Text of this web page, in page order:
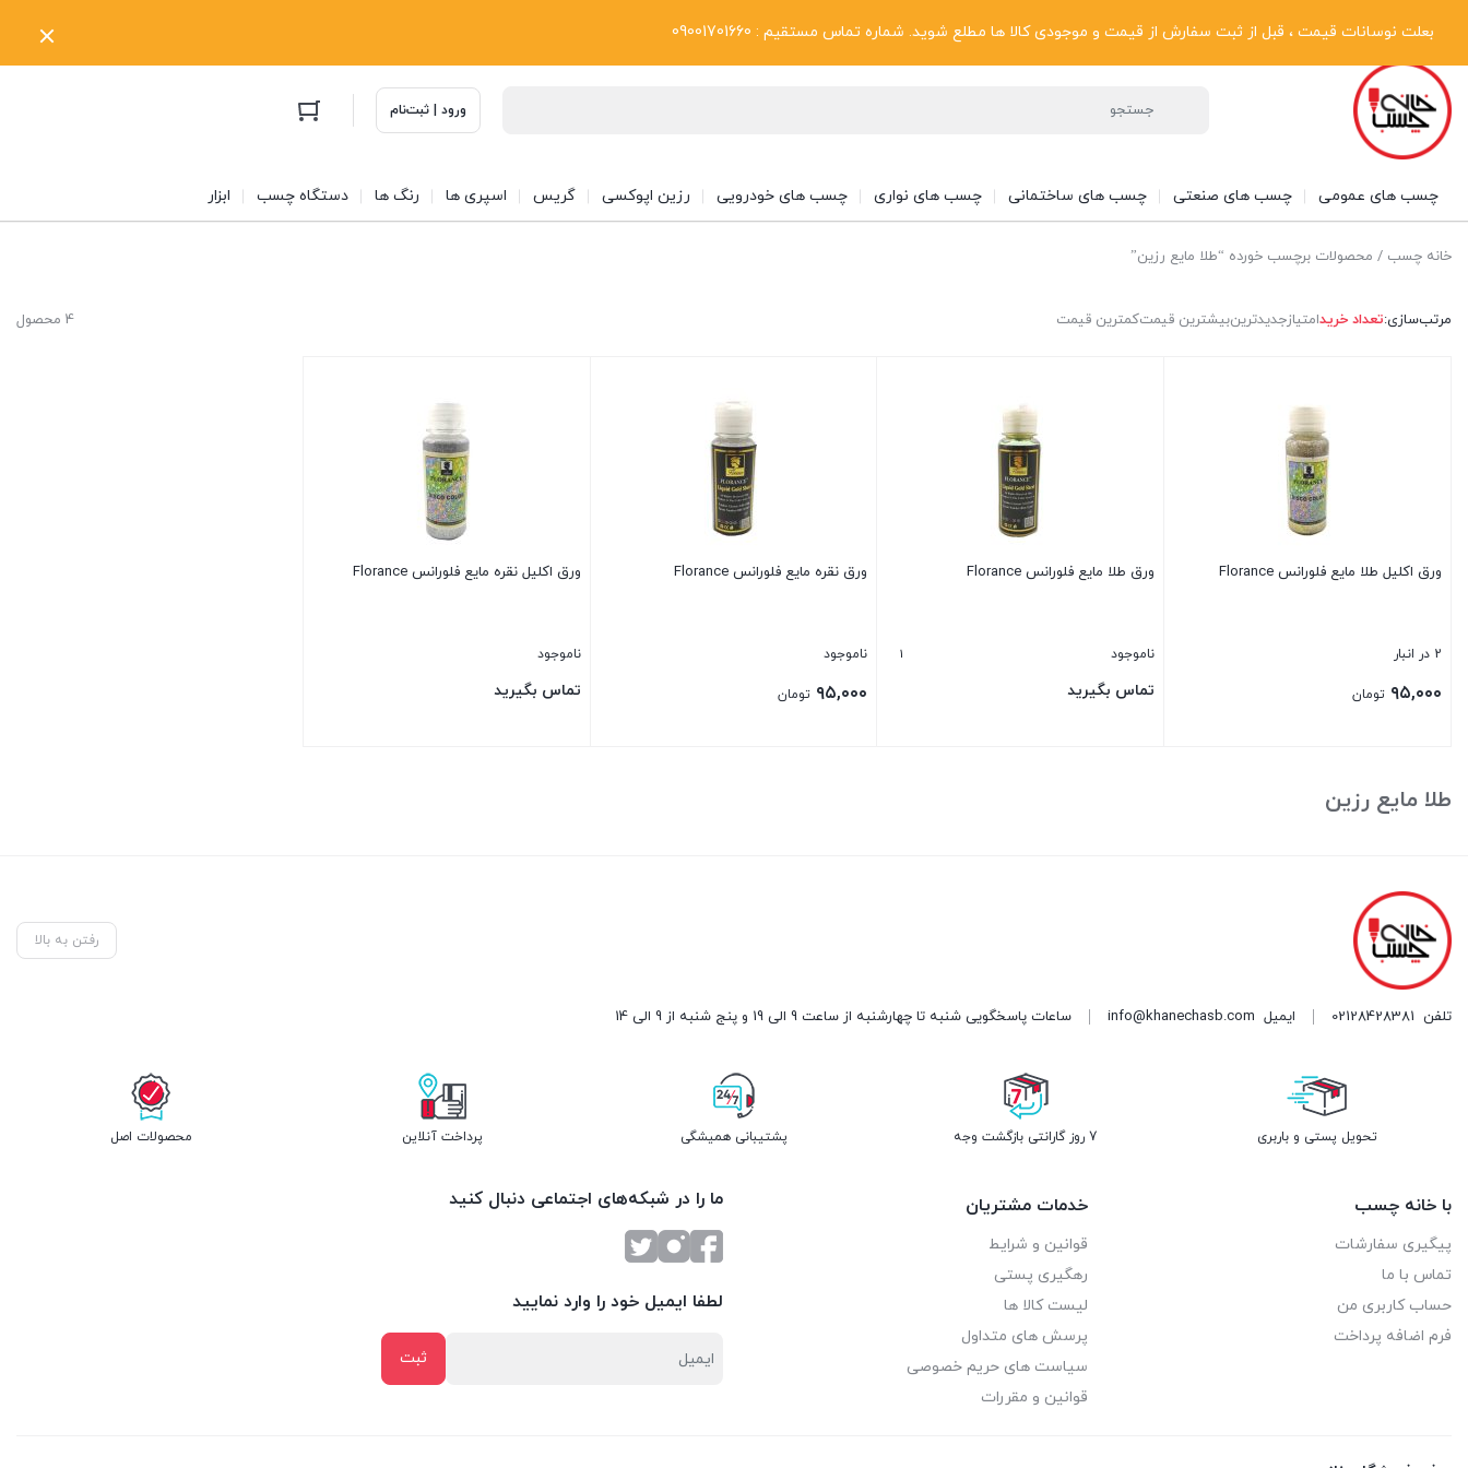
بعلت نوسانات قیمت ، قبل از ثبت سفارش از قیمت و موجودی کالا ها مطلع شوید. شماره تماس مستقیم : 09001701660
پیگیری سفارشات دریافت فاکتور رسمی تماس با ما درباره ما بلاگ
ورود | ثبت‌نام
چسب های عمومی چسب های صنعتی چسب های ساختمانی چسب های نواری چسب های خودرویی رزین اپوکسی گریس اسپری ها رنگ ها دستگاه چسب ابزار
خانه چسب / محصولات برچسب خورده “طلا مایع رزین”
4 محصول مرتب‌سازی:تعداد خریدامتیازجدیدترینبیشترین قیمتکمترین قیمت
ورق اکلیل طلا مایع فلورانس Florance
2 در انبار
۹۵,۰۰۰ تومان
ورق طلا مایع فلورانس Florance
ناموجود 1
تماس بگیرید
ورق نقره مایع فلورانس Florance
ناموجود
۹۵,۰۰۰ تومان
ورق اکلیل نقره مایع فلورانس Florance
ناموجود
تماس بگیرید
طلا مایع رزین
رفتن به بالا
تلفن 02128428381 ایمیل info@khanechasb.com ساعات پاسخگویی شنبه تا چهارشنبه از ساعت 9 الی 19 و پنج شنبه از 9 الی 14
تحویل پستی و باربری 7 روز گارانتی بازگشت وجه پشتیبانی همیشگی پرداخت آنلاین محصولات اصل
با خانه چسب
پیگیری سفارشات
تماس با ما
حساب کاربری من
فرم اضافه پرداخت
خدمات مشتریان
قوانین و شرایط
رهگیری پستی
لیست کالا ها
پرسش های متداول
سیاست های حریم خصوصی
قوانین و مقررات
ما را در شبکه‌های اجتماعی دنبال کنید
لطفا ایمیل خود را وارد نمایید